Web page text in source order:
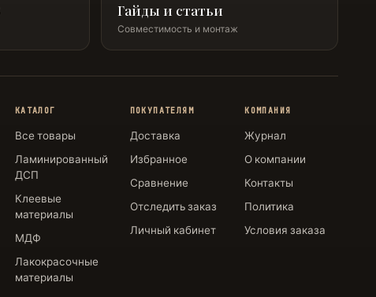
Гайды и статьи
Совместимость и монтаж
КАТАЛОГ
Все товары
Ламинированный
ДСП
Клеевые
материалы
МДФ
Лакокрасочные
материалы
ПОКУПАТЕЛЯМ
Доставка
Избранное
Сравнение
Отследить заказ
Личный кабинет
КОМПАНИЯ
Журнал
О компании
Контакты
Политика
Условия заказа